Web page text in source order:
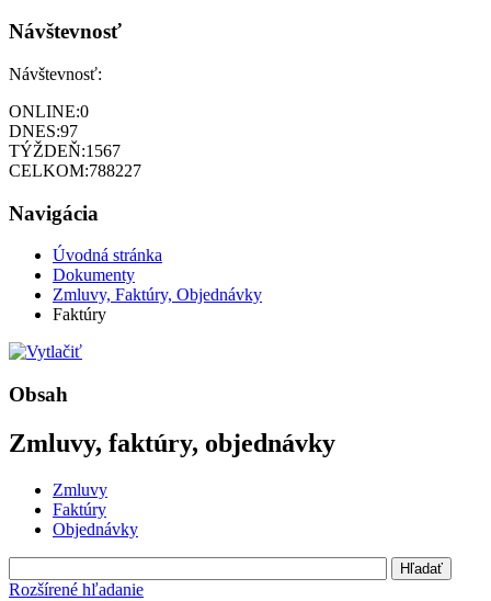
Návštevnosť
Návštevnosť:
ONLINE:0
DNES:97
TÝŽDEŇ:1567
CELKOM:788227
Navigácia
Úvodná stránka
Dokumenty
Zmluvy, Faktúry, Objednávky
Faktúry
Obsah
Zmluvy, faktúry, objednávky
Zmluvy
Faktúry
Objednávky
Rozšírené hľadanie